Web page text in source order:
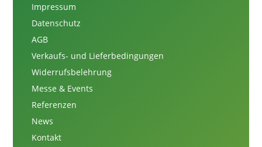
Impressum
Datenschutz
AGB
Verkaufs- und Lieferbedingungen
Widerrufsbelehrung
Messe & Events
Referenzen
News
Kontakt